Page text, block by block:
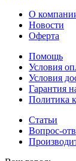
О
Новости
Оферта
Помощь
Условия
Условия
Гарантия
Политика
Статьи
Вопрос-